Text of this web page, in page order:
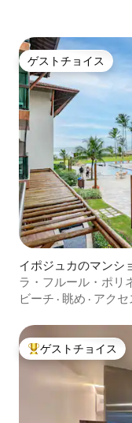
ゲストチョイス
ゲストチョイス
イポジュカのマンシ
ラ・フルール・ポリ
ビーチ · 眺め · アクセ
大好評のゲストチョ
ゲストチョイス